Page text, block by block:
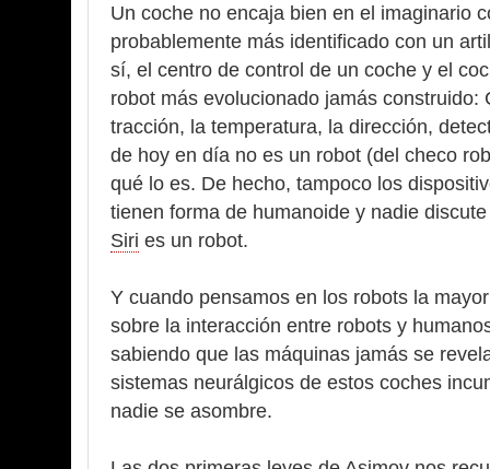
Un coche no encaja bien en el imaginario
probablemente más identificado con un
sí, el centro de control de un coche y el
robot más evolucionado jamás
tracción, la temperatura, la dirección,
de hoy en día no es un robot (del checo
qué lo es. De hecho, tampoco los
tienen forma de humanoide y nadie
Siri es un robot.
Y cuando pensamos en los robots la
sobre la interacción entre robots y
sabiendo que las máquinas jamás se
sistemas neurálgicos de estos coches
nadie se asombre.